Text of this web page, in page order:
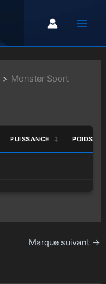
Monster Sport
PUISSANCE POIDS
Marque suivant →